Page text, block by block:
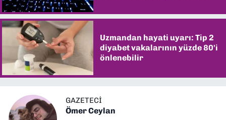
Uzmandan hayati uyarı: Tip 2
diyabet vakalarının yüzde 80'i
önlenebilir
GAZETECİ
Ömer Ceylan